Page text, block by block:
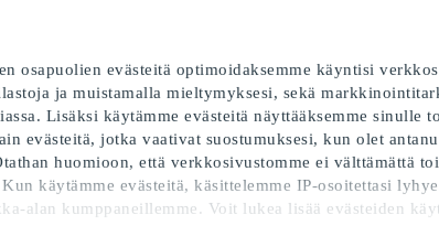
osapuolien evästeitä optimoidaksemme käyntisi
ja muistamalla mieltymyksesi, sekä
Lisäksi käytämme evästeitä näyttääksemme sinulle
evästeitä, jotka vaativat suostumuksesi, kun olet
huomioon, että verkkosivustomme ei välttämättä
käytämme evästeitä, käsittelemme IP-osoitettasi
alan kumppaneillemme. Voit lukea lisää evästeiden